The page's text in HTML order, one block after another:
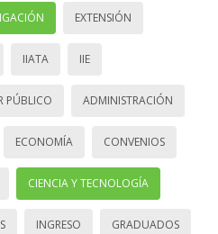
EXTENSIÓN
IIATA IIE
PÚBLICO ADMINISTRACIÓN
ECONOMÍA CONVENIOS
CIENCIA Y TECNOLOGÍA
INGRESO GRADUADOS